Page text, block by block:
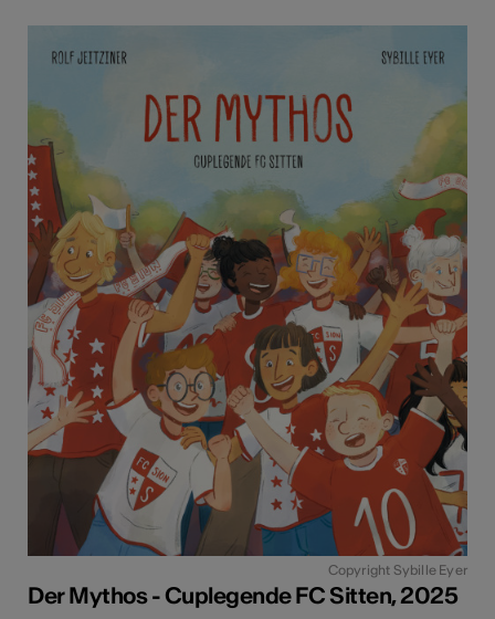
Copyright Sybille Eyer
Der Mythos - Cuplegende FC Sitten, 2025